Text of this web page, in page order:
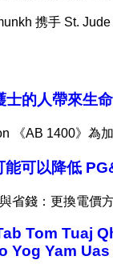
携手 St.
士的人帶來生
《AB 1400》為
能可以降低
省錢：更換電價
Tom Tuaj
Yog Yam